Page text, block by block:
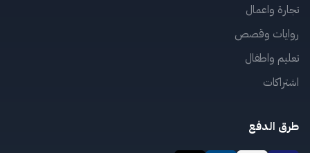
تجارة واعمال
روايات وقصص
تعليم واطفال
اشتراكات
طرق الدفع